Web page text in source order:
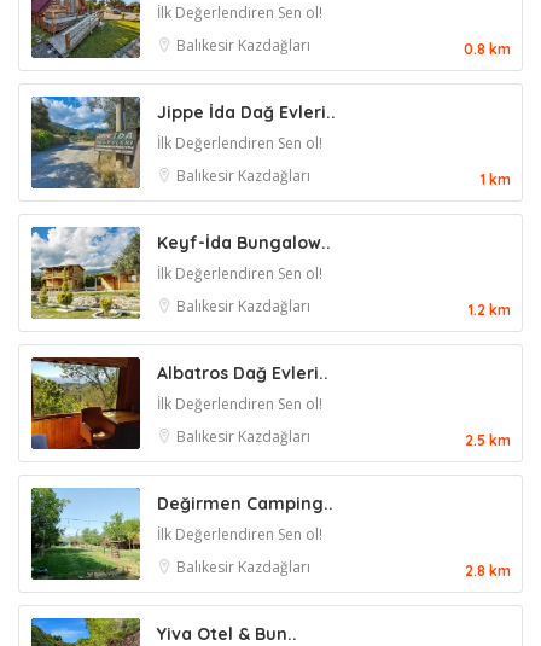
İlk Değerlendiren Sen ol!
Balıkesir Kazdağları 0.8 km
Jippe İda Dağ Evleri..
İlk Değerlendiren Sen ol!
Balıkesir Kazdağları 1 km
Keyf-İda Bungalow..
İlk Değerlendiren Sen ol!
Balıkesir Kazdağları 1.2 km
Albatros Dağ Evleri..
İlk Değerlendiren Sen ol!
Balıkesir Kazdağları 2.5 km
Değirmen Camping..
İlk Değerlendiren Sen ol!
Balıkesir Kazdağları 2.8 km
Yiva Otel & Bun..